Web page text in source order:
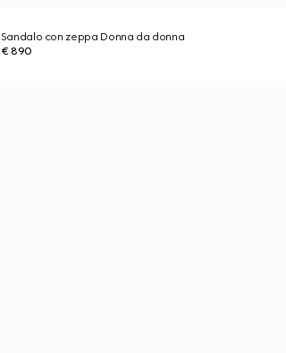
Sandalo con zeppa Donna da donna
€ 890